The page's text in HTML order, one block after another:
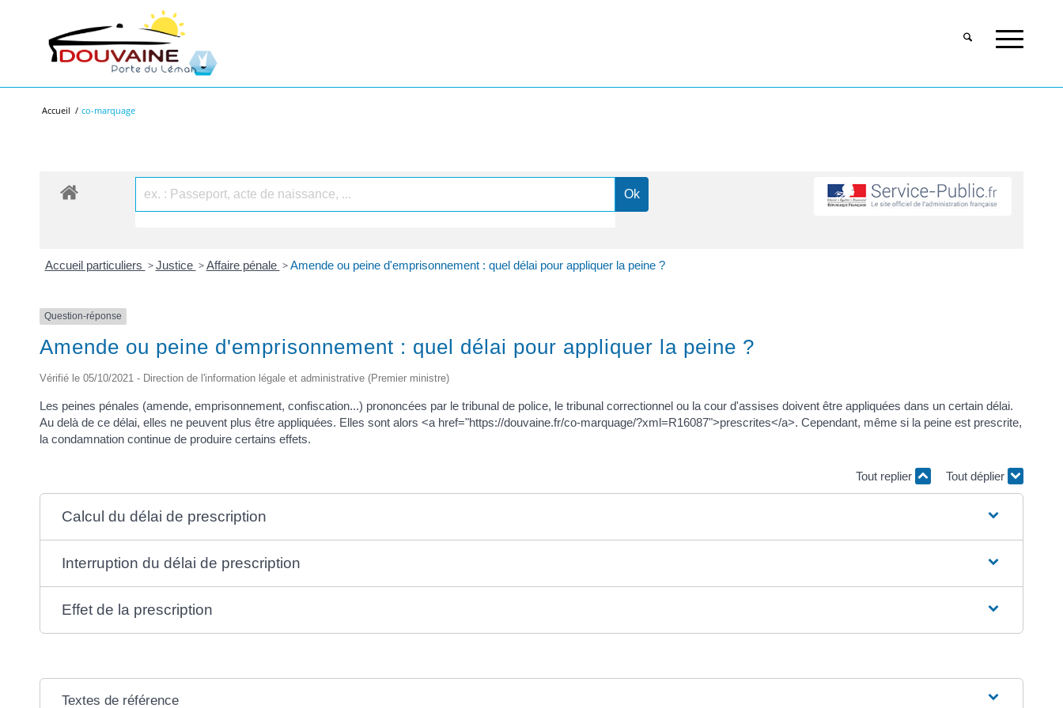
Accueil / co-marquage
Accueil particuliers > Justice > Affaire pénale > Amende ou peine d'emprisonnement : quel délai pour appliquer la peine ?
Question-réponse
Amende ou peine d'emprisonnement : quel délai pour appliquer la peine ?
Vérifié le 05/10/2021 - Direction de l'information légale et administrative (Premier ministre)
Les peines pénales (amende, emprisonnement, confiscation...) prononcées par le tribunal de police, le tribunal correctionnel ou la cour d'assises doivent être appliquées dans un certain délai.
Au delà de ce délai, elles ne peuvent plus être appliquées. Elles sont alors <a href="https://douvaine.fr/co-marquage/?xml=R16087">prescrites</a>. Cependant, même si la peine est prescrite,
la condamnation continue de produire certains effets.
Tout replier Tout déplier
Calcul du délai de prescription
Interruption du délai de prescription
Effet de la prescription
Textes de référence